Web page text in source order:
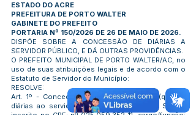
ESTADO DO ACRE
PREFEITURA DE PORTO WALTER
GABINETE DO PREFEITO
PORTARIA Nº 150/2026 DE 26 DE MAIO DE 2026.
DISPÕE SOBRE A CONCESSÃO DE DIÁRIAS A
SERVIDOR PÚBLICO, E DÁ OUTRAS PROVIDÊNCIAS.
O PREFEITO MUNICIPAL DE PORTO WALTER/AC, no
uso de suas atribuições legais e de acordo com o
Estatuto de Servidor do Município:
RESOLVE:
Art. 1º - Conceder o quantitativo de 04 (quatro)
diárias ao servidor (a) Uelesson Silva de Souza,